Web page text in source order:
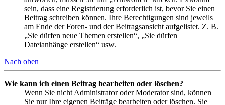
sein, dass eine Registrierung erforderlich ist, bevor Sie einen
Beitrag schreiben können. Ihre Berechtigungen sind jeweils
am Ende der Foren- und der Beitragsansicht aufgelistet. Z. B.
„Sie dürfen neue Themen erstellen“, „Sie dürfen
Dateianhänge erstellen“ usw.
Nach oben
Wie kann ich einen Beitrag bearbeiten oder löschen?
Wenn Sie nicht Administrator oder Moderator sind, können
Sie nur Ihre eigenen Beiträge bearbeiten oder löschen. Sie